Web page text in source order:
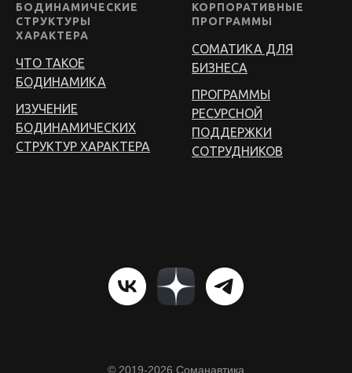
БОДИНАМИЧЕСКИЕ
СТРУКТУРЫ
ХАРАКТЕРА
ЧТО ТАКОЕ
БОДИНАМИКА
ИЗУЧЕНИЕ
БОДИНАМИЧЕСКИХ
СТРУКТУР ХАРАКТЕРА
КОРПОРАТИВНЫЕ
ПРОГРАММЫ
СОМАТИКА ДЛЯ
БИЗНЕСА
ПРОГРАММЫ
РЕСУРСНОЙ
ПОДДЕРЖКИ
СОТРУДНИКОВ
© 2019-2026 Соманавтика